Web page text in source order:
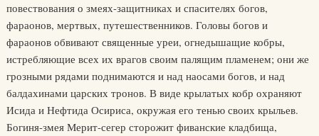
повествования о змеях-защитниках и спасителях богов,
фараонов, мертвых, путешественников. Головы богов и
фараонов обвивают священные уреи, огнедышащие кобры,
истребляющие всех их врагов своим палящим пламенем; они же
грозными рядами поднимаются и над наосами богов, и над
балдахинами царских тронов. В виде крылатых кобр охраняют
Исида и Нефтида Осириса, окружая его тенью своих крыльев.
Богиня-змея Мерит-сегер сторожит фиванские кладбища,